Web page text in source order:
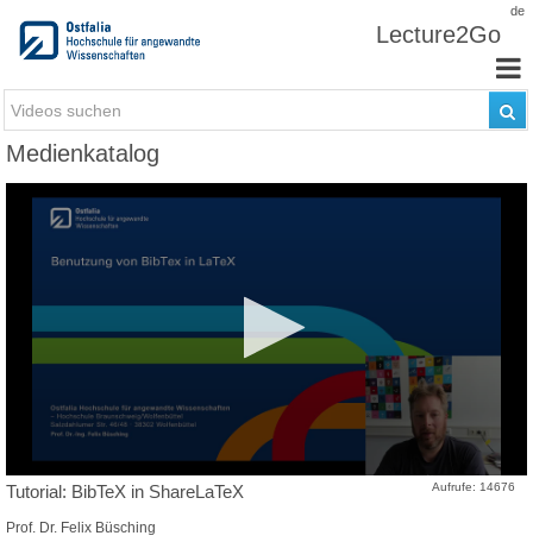
de
Lecture2Go
Medienkatalog
Aufrufe: 14676
Tutorial: BibTeX in ShareLaTeX
Prof. Dr. Felix Büsching